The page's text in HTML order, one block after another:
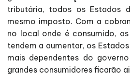
tributária, todos os Estados
mesmo imposto. Com a
no local onde é consumido,
tendem a aumentar, os
mais dependentes do
grandes consumidores ficarão